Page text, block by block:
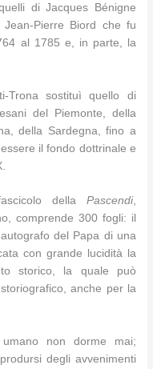
di Jacques Bénigne
Pierre Biord che fu
al 1785 e, in parte, la
Trona sostituì quello di
del Piemonte, della
della Sardegna, fino a
il fondo dottrinale e
della Pascendi,
comprende 300 fogli: il
del Papa di una
con grande lucidità la
storico, la quale può
anche per la
umano non dorme mai;
degli avvenimenti